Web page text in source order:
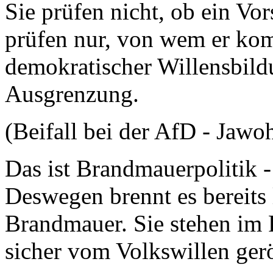
Sie prüfen nicht, ob ein
prüfen nur, von wem er
demokratischer
Ausgrenzung.
(Beifall bei der AfD -
Das ist Brandmauerpolitik
Deswegen brennt es
Brandmauer. Sie stehen im
sicher vom Volkswillen